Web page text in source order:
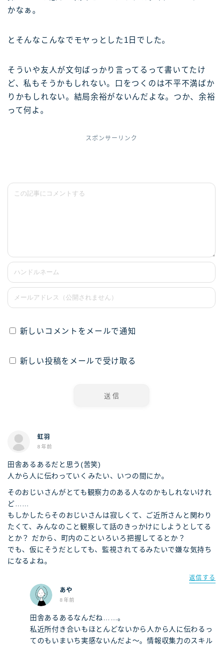
かなぁ。
とそんなこんなでモヤっとした1日でした。
そういや友人が文句ばっかり言ってるって書いてたけ
ど、私もそうかもしれない。口をつくのは不平不満ばか
りかもしれない。結局余裕がないんだよな。つか、余裕
って何よ。
スポンサーリンク
新しいコメントをメールで通知
新しい投稿をメールで受け取る
虹羽
8年前
田舎あるあるだと思う(苦笑)
人から人に伝わっていくみたい、いつの間にか。
そのおじいさんがとても観察力のある人なのかもしれないけれ
ど……
もしかしたらそのおじいさんは寂しくて、ご近所さんと関わり
たくて、みんなのこと観察して話のきっかけにしようとしてる
とか？ だから、町内のこといろいろ把握してるとか？
でも、仮にそうだとしても、監視されてるみたいで嫌な気持ち
になるよね。
返信する
あや
8年前
田舎あるあるなんだね……。
私近所付き合いもほとんどないから人から人に伝わるっ
てのもいまいち実感ないんだよ～。情報収集力のスキル